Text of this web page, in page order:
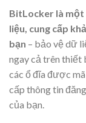
BitLocker là
liệu, cung cấp
bạn – bảo vệ dữ
ngay cả trên thiết
các ổ đĩa được
cấp thông tin
của bạn.